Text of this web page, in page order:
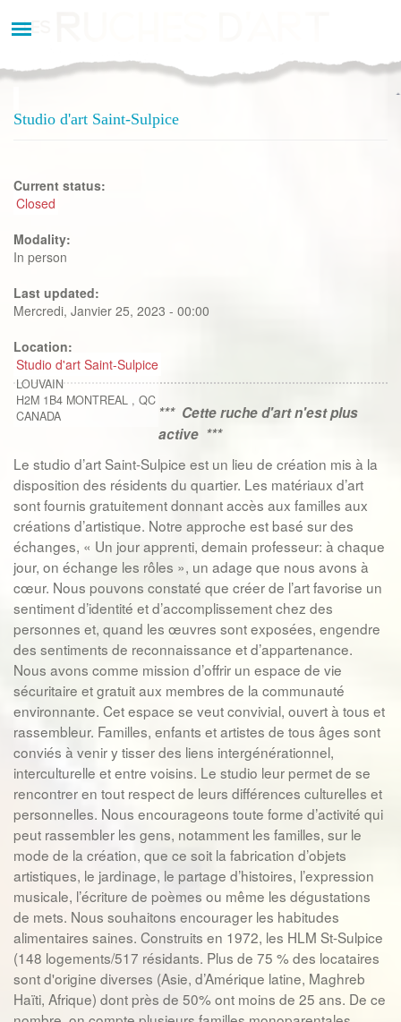
au
Studio d'art Saint-Sulpice
Current status:
Closed
Modality:
In person
Last updated:
Mercredi, Janvier 25, 2023 - 00:00
Location:
Studio d'art Saint-Sulpice
LOUVAIN
H2M 1B4 MONTREAL , QC
CANADA
*** Cette ruche d'art n'est plus
active ***
Le studio d’art Saint-Sulpice est un lieu de création mis à la
disposition des résidents du quartier. Les matériaux d’art
sont fournis gratuitement donnant accès aux familles aux
créations d’artistique. Notre approche est basé sur des
échanges, « Un jour apprenti, demain professeur: à chaque
jour, on échange les rôles », un adage que nous avons à
cœur. Nous pouvons constaté que créer de l’art favorise un
sentiment d’identité et d’accomplissement chez des
personnes et, quand les œuvres sont exposées, engendre
des sentiments de reconnaissance et d’appartenance.
Nous avons comme mission d’offrir un espace de vie
sécuritaire et gratuit aux membres de la communauté
environnante. Cet espace se veut convivial, ouvert à tous et
rassembleur. Familles, enfants et artistes de tous âges sont
conviés à venir y tisser des liens intergénérationnel,
interculturelle et entre voisins. Le studio leur permet de se
rencontrer en tout respect de leurs différences culturelles et
personnelles. Nous encourageons toute forme d’activité qui
peut rassembler les gens, notamment les familles, sur le
mode de la création, que ce soit la fabrication d’objets
artistiques, le jardinage, le partage d’histoires, l’expression
musicale, l’écriture de poèmes ou même les dégustations
de mets. Nous souhaitons encourager les habitudes
alimentaires saines. Construits en 1972, les HLM St-Sulpice
(148 logements/517 résidants. Plus de 75 % des locataires
sont d'origine diverses (Asie, d’Amérique latine, Maghreb
Haïti, Afrique) dont près de 50% ont moins de 25 ans. De ce